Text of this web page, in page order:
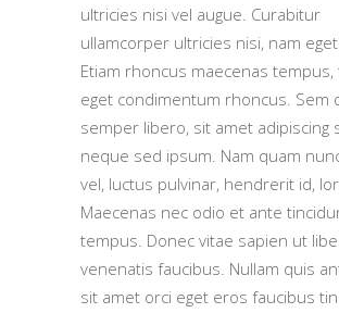
ultricies nisi vel augue. Curabitur
ullamcorper ultricies nisi, nam
Etiam rhoncus maecenas tempus,
eget condimentum rhoncus. Sem
semper libero, sit amet adipiscing
neque sed ipsum. Nam quam
vel, luctus pulvinar, hendrerit id,
Maecenas nec odio et ante
tempus. Donec vitae sapien ut
venenatis faucibus. Nullam quis
sit amet orci eget eros faucibus